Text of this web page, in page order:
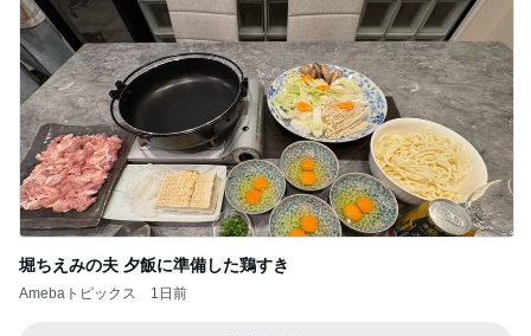
堀ちえみの夫 夕飯に準備した鶏すき
Amebaトピックス 1日前